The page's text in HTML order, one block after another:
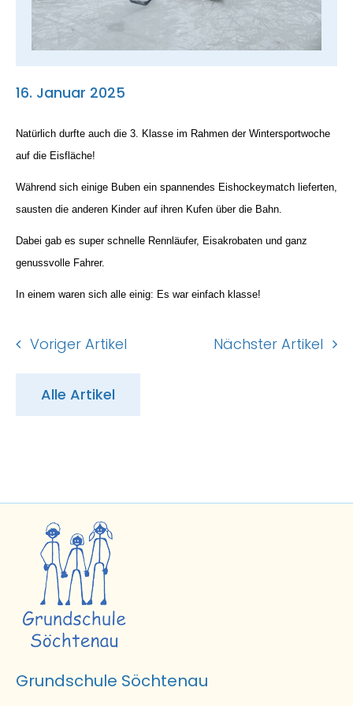
Suche
nach:
16. Januar 2025
Natürlich durfte auch die 3. Klasse im Rahmen der Wintersportwoche
auf die Eisfläche!
Während sich einige Buben ein spannendes Eishockeymatch lieferten,
sausten die anderen Kinder auf ihren Kufen über die Bahn.
Dabei gab es super schnelle Rennläufer, Eisakrobaten und ganz
genussvolle Fahrer.
In einem waren sich alle einig: Es war einfach klasse!
Voriger Artikel Nächster Artikel
Alle Artikel
Grundschule Söchtenau